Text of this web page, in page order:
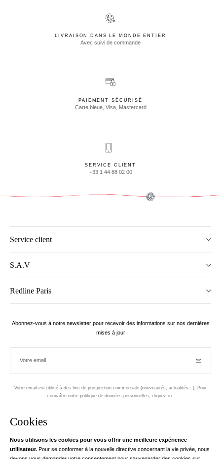
Cookies
Nous utilisons les cookies pour vous offrir une meilleure expérience
utilisateur. Pour se conformer à la nouvelle directive concernant la vie privée, nous
LIVRAISON DANS LE MONDE ENTIER
Avec suivi de commande
PAIEMENT SÉCURISÉ
Carte bleue, Visa, Mastercard
SERVICE CLIENT
+33 1 44 88 02 00
Service client
S.A.V
Redline Paris
Abonnez-vous à notre newsletter pour recevoir des informations sur nos dernières
mises à jour
Votre email
Votre email est utilisé à des fins de prospection commerciale (nouveautés, actualités...). Pour
connaître notre politique de données personnelles, cliquez ici
Votre adresse email